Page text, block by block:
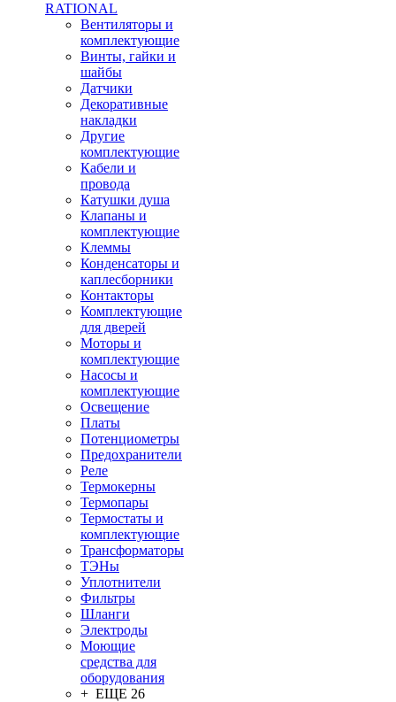
RATIONAL
Вентиляторы и
комплектующие
Винты, гайки и
шайбы
Датчики
Декоративные
накладки
Другие
комплектующие
Кабели и
провода
Катушки душа
Клапаны и
комплектующие
Клеммы
Конденсаторы и
каплесборники
Контакторы
Комплектующие
для дверей
Моторы и
комплектующие
Насосы и
комплектующие
Освещение
Платы
Потенциометры
Предохранители
Реле
Термокерны
Термопары
Термостаты и
комплектующие
Трансформаторы
ТЭНы
Уплотнители
Фильтры
Шланги
Электроды
Моющие
средства для
оборудования
+ ЕЩЕ 26